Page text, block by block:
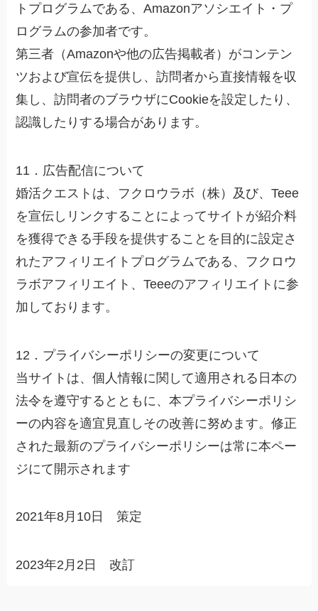
トプログラムである、Amazonアソシエイト・プ
ログラムの参加者です。
第三者（Amazonや他の広告掲載者）がコンテン
ツおよび宣伝を提供し、訪問者から直接情報を収
集し、訪問者のブラウザにCookieを設定したり、
認識したりする場合があります。
11．広告配信について
婚活クエストは、フクロウラボ（株）及び、Teee
を宣伝しリンクすることによってサイトが紹介料
を獲得できる手段を提供することを目的に設定さ
れたアフィリエイトプログラムである、フクロウ
ラボアフィリエイト、Teeeのアフィリエイトに参
加しております。
12．プライバシーポリシーの変更について
当サイトは、個人情報に関して適用される日本の
法令を遵守するとともに、本プライバシーポリシ
ーの内容を適宜見直しその改善に努めます。修正
された最新のプライバシーポリシーは常に本ペー
ジにて開示されます
2021年8月10日 策定
2023年2月2日 改訂